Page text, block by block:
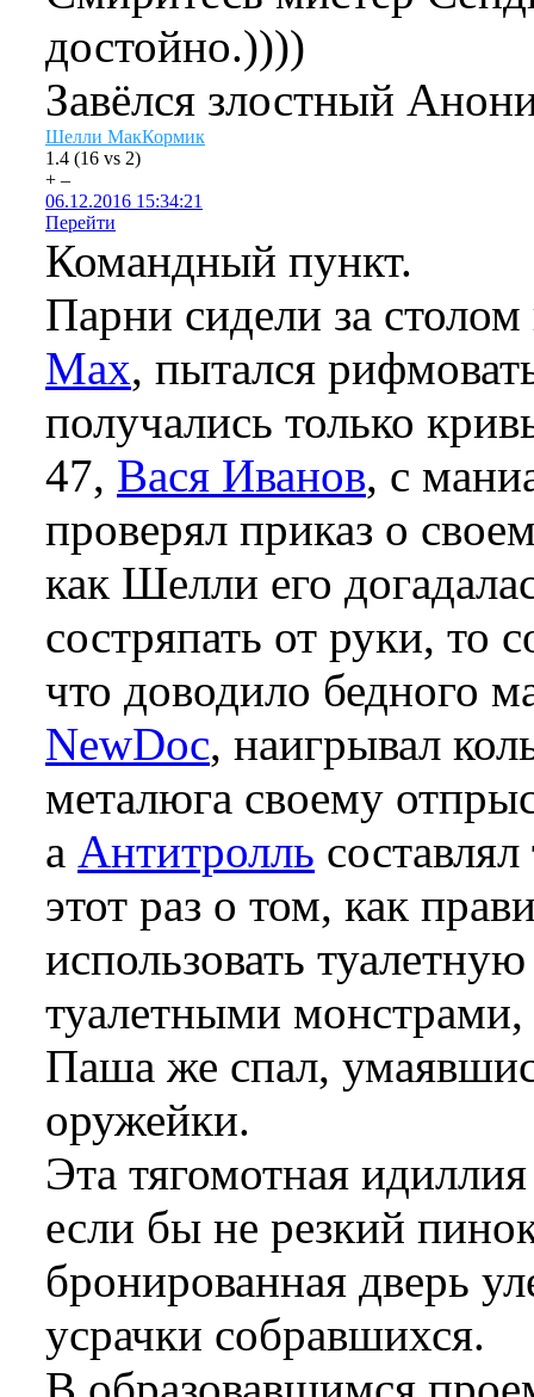
достойно.))))
Завёлся злостный
Шелли МакКормик
1.4 (16 vs 2)
+ –
06.12.2016 15:34:21
Перейти
Командный пункт.
Парни сидели за
Max, пытался
получались только
47, Вася Иванов, с
проверял приказ о
как Шелли его
состряпать от руки, то
что доводило бедного
NewDoc, наигрывал
металюга своему
а Антитролль
этот раз о том, как
использовать
туалетными монстрами,
Паша же спал,
оружейки.
Эта тягомотная
если бы не резкий
бронированная дверь
усрачки собравшихся.